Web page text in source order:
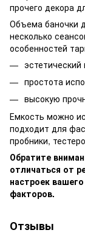
прочего декора
Объема баночки
несколько
особенностей
простота
высокую
Емкость можно
подходит для
пробники,
Обратите
отличаться от
настроек
факторов.
Отзывы